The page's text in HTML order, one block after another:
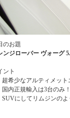
のお題
ンジローバー ヴォーグ
ント
超希少なアルティメット
国内正規輸入は3台のみ
SUVにしてリムジンの